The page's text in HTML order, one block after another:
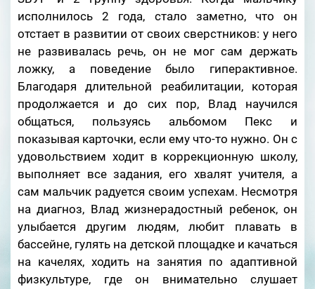
исполнилось 2 года, стало заметно, что он
отстает в развитии от своих сверстников: у него
не развивалась речь, он не мог сам держать
ложку, а поведение было гиперактивное.
Благодаря длительной реабилитации, которая
продолжается и до сих пор, Влад научился
общаться, пользуясь альбомом Пекс и
показывая карточки, если ему что-то нужно. Он с
удовольствием ходит в коррекционную школу,
выполняет все задания, его хвалят учителя, а
сам мальчик радуется своим успехам. Несмотря
на диагноз, Влад жизнерадостный ребенок, он
улыбается другим людям, любит плавать в
бассейне, гулять на детской площадке и качаться
на качелях, ходить на занятия по адаптивной
физкультуре, где он внимательно слушает